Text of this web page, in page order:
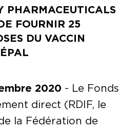
PHARMACEUTICALS
FOURNIR 25
DU VACCIN
2020 - Le Fonds
direct (RDIF, le
la Fédération de